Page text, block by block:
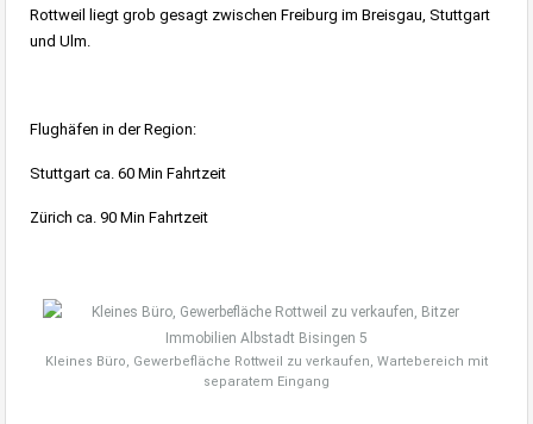
Rottweil liegt grob gesagt zwischen Freiburg im Breisgau, Stuttgart
und Ulm.
Flughäfen in der Region:
Stuttgart ca. 60 Min Fahrtzeit
Zürich ca. 90 Min Fahrtzeit
Kleines Büro, Gewerbefläche Rottweil zu verkaufen, Wartebereich mit
separatem Eingang